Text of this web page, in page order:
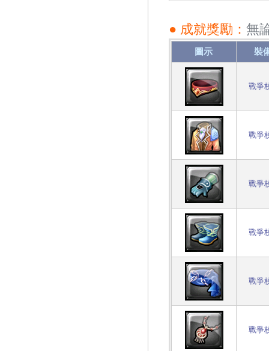
● 成就獎勵： 無
圖示 裝
戰爭
戰爭
戰爭
戰爭
戰爭
戰爭